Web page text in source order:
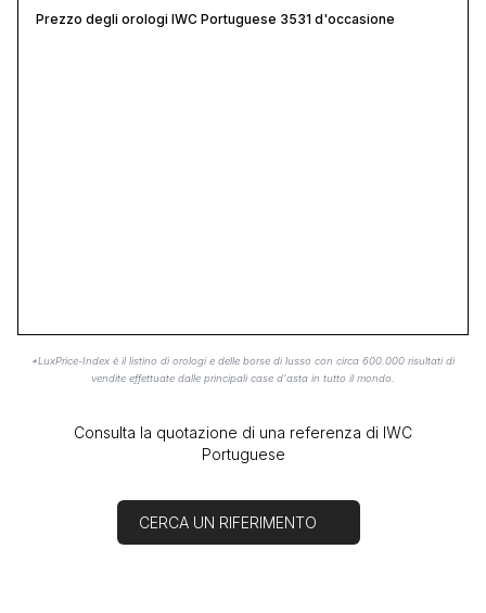
Prezzo degli orologi IWC Portuguese 3531 d'occasione
*LuxPrice-Index è il listino di orologi e delle borse di lusso con circa 600.000 risultati di
vendite effettuate dalle principali case d'asta in tutto il mondo.
Consulta la quotazione di una referenza di IWC
Portuguese
CERCA UN RIFERIMENTO